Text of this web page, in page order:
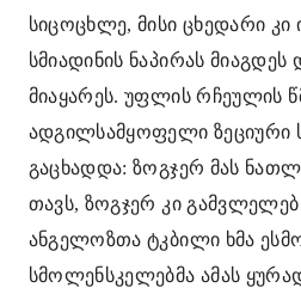
სიცოცხლე, მისი ცხედარი კი
სმიადინის ნაპირას მიაგდეს
მიაყარეს. უფლის რჩეულის
ადგილსამყოფელი ზეციური
გაცხადდა: ზოგჯერ მას
თავს, ზოგჯერ კი
ანგელოზთა ტკბილი ხმა
სმოლენსკელებმა ამას